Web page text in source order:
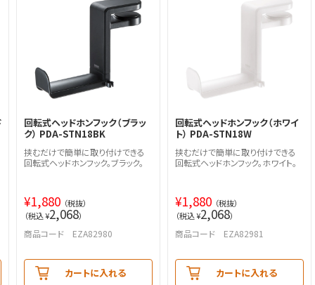
回転式ヘッドホンフック（ブラッ
ク） PDA-STN18BK
挟むだけで簡単に取り付けできる
回転式ヘッドホンフック。ブラック。
¥1,880 （税抜）
（税込 ¥2,068）
商品コード EZA82980
カートに入れる
回転式ヘッドホンフック（ホワイ
ト） PDA-STN18W
挟むだけで簡単に取り付けできる
回転式ヘッドホンフック。ホワイト。
¥1,880 （税抜）
（税込 ¥2,068）
商品コード EZA82981
カートに入れる